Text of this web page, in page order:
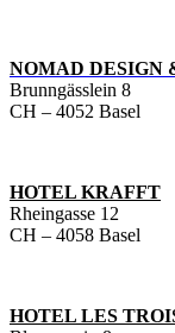
NOMAD DESIGN
Brunngässlein 8
CH – 4052 Basel
HOTEL KRAFFT
Rheingasse 12
CH – 4058 Basel
HOTEL LES